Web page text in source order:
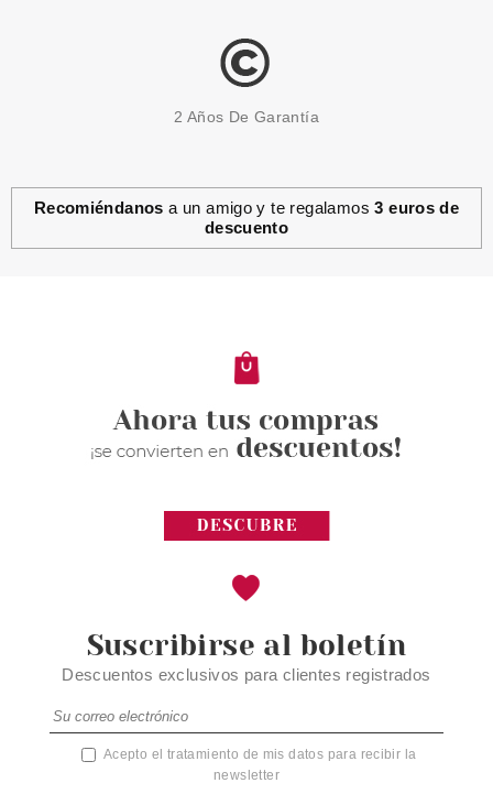
2 Años De Garantía
Recomiéndanos a un amigo y te regalamos3 euros de
descuento
Suscribirse al boletín
Descuentos exclusivos para clientes registrados
Acepto el tratamiento de mis datos para recibir la
newsletter